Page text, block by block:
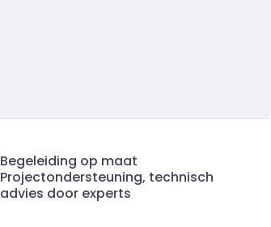
Begeleiding op maat
Projectondersteuning, technisch
advies door experts